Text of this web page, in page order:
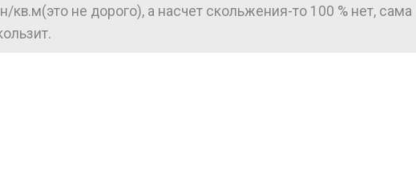
кв.м(это не дорого), а насчет скольжения-то 100 % нет, сама